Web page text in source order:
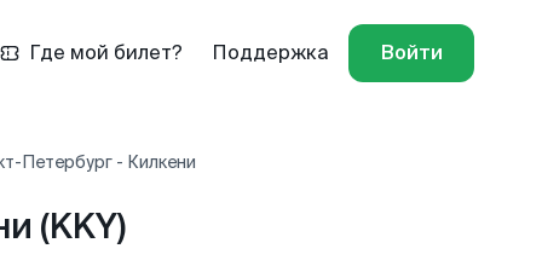
Где мой билет? Поддержка Войти
Петербург - Килкени
(KKY)